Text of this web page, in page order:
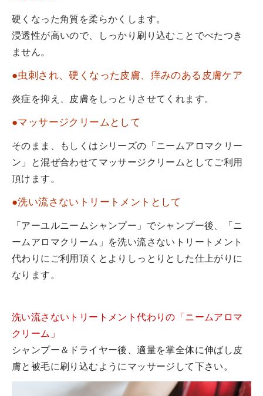
硬くなった角質を柔らかくします。
浸透性が高いので、しっかり刷り込むことでべたつき
ません。
●虫刺され、硬くなった皮膚、痒みのある皮膚ケア
炎症を抑え、皮膚をしっとりさせてくれます。
●マッサージクリームとして
そのまま、もしくはシリーズの「ニームアロマクリー
ン」と混ぜ合わせてマッサージクリームとしてご利用
頂けます。
●洗い流さないトリートメントとして
「アーユルニームシャンプー」でシャンプー後、「ニ
ームアロマクリーム」を洗い流さないトリートメント
代わりにご利用頂くとよりしっとりとした仕上がりに
なります。
洗い流さないトリートメント代わりの「ニームアロマ
クリーム」
シャンプー＆ドライヤー後、適量を掌全体に伸ばし皮
膚と被毛に刷り込むようにマッサージして下さい。